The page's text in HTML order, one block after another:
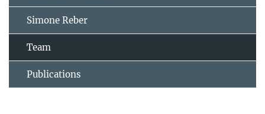
Simone Reber
Team
Publications